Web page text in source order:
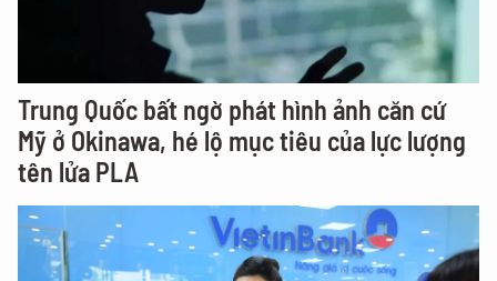
Trung Quốc bất ngờ phát hình ảnh căn cứ
Mỹ ở Okinawa, hé lộ mục tiêu của lực lượng
tên lửa PLA